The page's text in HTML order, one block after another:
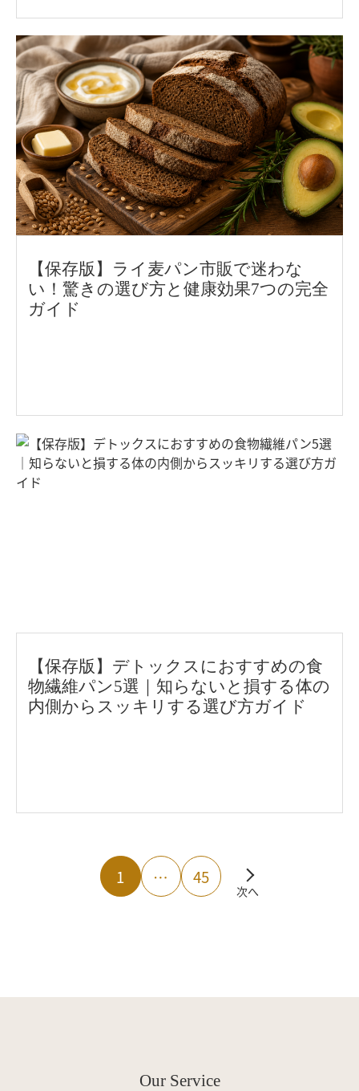
【保存版】ライ麦パン市販で迷わな
い！驚きの選び方と健康効果7つの完全
ガイド
【保存版】デトックスにおすすめの食
物繊維パン5選｜知らないと損する体の
内側からスッキリする選び方ガイド
1 … 45
次へ
Our Service